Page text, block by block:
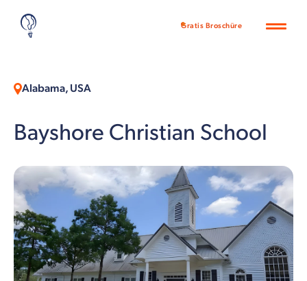
Gratis Broschüre
Alabama, USA
Bayshore Christian School